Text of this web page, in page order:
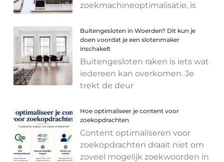
zoekmachineoptimalisatie, is
Buitengesloten in Woerden? Dit kun je
doen voordat je een slotenmaker
inschakelt
Buitengesloten raken is iets wat
iedereen kan overkomen. Je
trekt de deur
Hoe optimaliseer je content voor
zoekopdrachten
Content optimaliseren voor
zoekopdrachten draait niet om
zoveel mogelijk zoekwoorden in